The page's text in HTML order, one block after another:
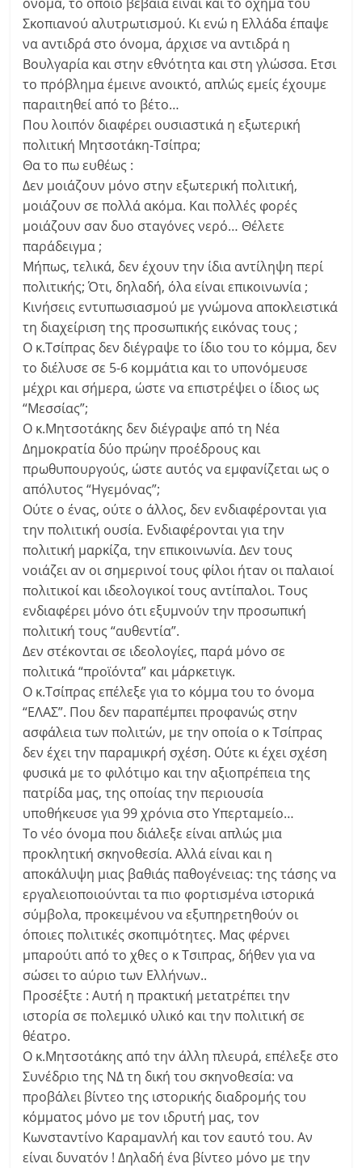
Σκοπιανού αλυτρωτισμού. Κι ενώ η Ελλάδα έπαψε
να αντιδρά στο όνομα, άρχισε να αντιδρά η
Βουλγαρία και στην εθνότητα και στη γλώσσα. Ετσι
το πρόβλημα έμεινε ανοικτό, απλώς εμείς έχουμε
παραιτηθεί από το βέτο…
Που λοιπόν διαφέρει ουσιαστικά η εξωτερική
πολιτική Μητσοτάκη-Τσίπρα;
Θα το πω ευθέως :
Δεν μοιάζουν μόνο στην εξωτερική πολιτική,
μοιάζουν σε πολλά ακόμα. Και πολλές φορές
μοιάζουν σαν δυο σταγόνες νερό… Θέλετε
παράδειγμα ;
Μήπως, τελικά, δεν έχουν την ίδια αντίληψη περί
πολιτικής; Ότι, δηλαδή, όλα είναι επικοινωνία ;
Κινήσεις εντυπωσιασμού με γνώμονα αποκλειστικά
τη διαχείριση της προσωπικής εικόνας τους ;
Ο κ.Τσίπρας δεν διέγραψε το ίδιο του το κόμμα, δεν
το διέλυσε σε 5-6 κομμάτια και το υπονόμευσε
μέχρι και σήμερα, ώστε να επιστρέψει ο ίδιος ως
“Μεσσίας”;
Ο κ.Μητσοτάκης δεν διέγραψε από τη Νέα
Δημοκρατία δύο πρώην προέδρους και
πρωθυπουργούς, ώστε αυτός να εμφανίζεται ως ο
απόλυτος “Ηγεμόνας”;
Ούτε ο ένας, ούτε ο άλλος, δεν ενδιαφέρονται για
την πολιτική ουσία. Ενδιαφέρονται για την
πολιτική μαρκίζα, την επικοινωνία. Δεν τους
νοιάζει αν οι σημερινοί τους φίλοι ήταν οι παλαιοί
πολιτικοί και ιδεολογικοί τους αντίπαλοι. Τους
ενδιαφέρει μόνο ότι εξυμνούν την προσωπική
πολιτική τους “αυθεντία”.
Δεν στέκονται σε ιδεολογίες, παρά μόνο σε
πολιτικά “προϊόντα” και μάρκετιγκ.
Ο κ.Τσίπρας επέλεξε για το κόμμα του το όνομα
“ΕΛΑΣ”. Που δεν παραπέμπει προφανώς στην
ασφάλεια των πολιτών, με την οποία ο κ Τσίπρας
δεν έχει την παραμικρή σχέση. Ούτε κι έχει σχέση
φυσικά με το φιλότιμο και την αξιοπρέπεια της
πατρίδα μας, της οποίας την περιουσία
υποθήκευσε για 99 χρόνια στο Υπερταμείο…
Το νέο όνομα που διάλεξε είναι απλώς μια
προκλητική σκηνοθεσία. Αλλά είναι και η
αποκάλυψη μιας βαθιάς παθογένειας: της τάσης να
εργαλειοποιούνται τα πιο φορτισμένα ιστορικά
σύμβολα, προκειμένου να εξυπηρετηθούν οι
όποιες πολιτικές σκοπιμότητες. Μας φέρνει
μπαρούτι από το χθες ο κ Τσιπρας, δήθεν για να
σώσει το αύριο των Ελλήνων..
Προσέξτε : Αυτή η πρακτική μετατρέπει την
ιστορία σε πολεμικό υλικό και την πολιτική σε
θέατρο.
Ο κ.Μητσοτάκης από την άλλη πλευρά, επέλεξε στο
Συνέδριο της ΝΔ τη δική του σκηνοθεσία: να
προβάλει βίντεο της ιστορικής διαδρομής του
κόμματος μόνο με τον ιδρυτή μας, τον
Κωνσταντίνο Καραμανλή και τον εαυτό του. Αν
είναι δυνατόν ! Δηλαδή ένα βίντεο μόνο με την